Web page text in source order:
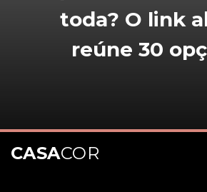
toda? O link
reúne 30
CASACOR